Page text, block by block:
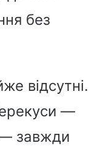
без
відсутні.
—
— завжди